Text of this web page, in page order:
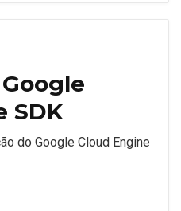
SDK
do Google Cloud Engine